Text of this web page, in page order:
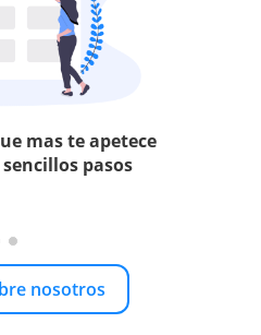
mas te apetece
pasos
nosotros